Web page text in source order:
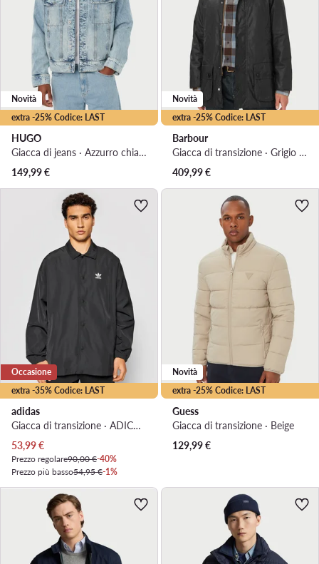
extra -25% Codice: LAST
Novità
HUGO
Giacca di jeans · Azzurro chiaro
149,99€
extra -25% Codice: LAST
Novità
Barbour
Giacca di transizione · Grigio scuro
409,99€
extra -35% Codice: LAST
Occasione
adidas
Giacca di transizione · ADICOLOR · Nero
Prezzo attuale
53,99€
Prezzo regolare90,00 €-40%
Prezzo più basso54,95 €-1%
extra -25% Codice: LAST
Novità
Guess
Giacca di transizione · Beige
129,99€